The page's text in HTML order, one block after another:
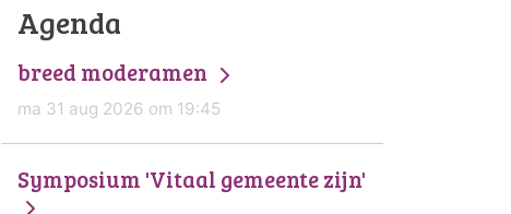
Agenda
breed moderamen
ma 31 aug 2026 om 19:45
Symposium 'Vitaal gemeente zijn'